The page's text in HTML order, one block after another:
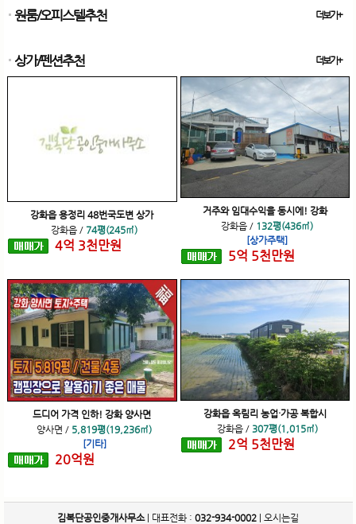
원룸/오피스텔추천 더보기+
상가/펜션추천 더보기+
강화읍 용정리 48번국도변 상가
강화읍 / 74평(245㎡)
4억 3천만원
거주와 임대수익을 동시에! 강화
강화읍 / 132평(436㎡)
[상가주택]
5억 5천만원
드디어 가격 인하! 강화 양사면
양사면 / 5,819평(19,236㎡)
[기타]
20억원
강화읍 옥림리 농업·가공 복합시
강화읍/ 307평(1,015㎡)
2억 5천만원
김복단공인중개사무소| 대표전화 : 032-934-0002 오시는길